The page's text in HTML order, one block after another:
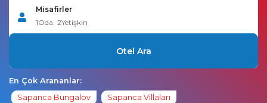
Misafirler
1Oda, 2Yetişkin
Otel Ara
En Çok Arananlar:
Sapanca Bungalov
Sapanca Villaları